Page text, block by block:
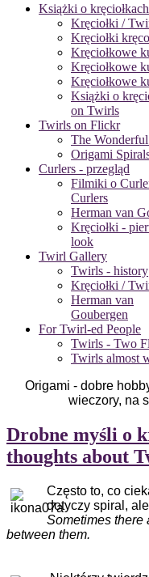
Książki o
Kręciołki /
Kręciołki
Kręciołkowe
Kręciołkowe
Kręciołkowe
Książki o
on Twirls
Twirls on Flickr
The
Origami
Curlers - przegląd
Filmiki o
Curlers
Herman van
Kręciołki -
look
Twirl Gallery
Twirls - history
Kręciołki /
Herman van
Goubergen
For Twirl-ed People
Twirls - Two
Twirls almost
Origami - dobre
wieczory, na
Drobne myśli o
thoughts about
Często to, co
dotyczy spiral,
Sometimes there
between them.